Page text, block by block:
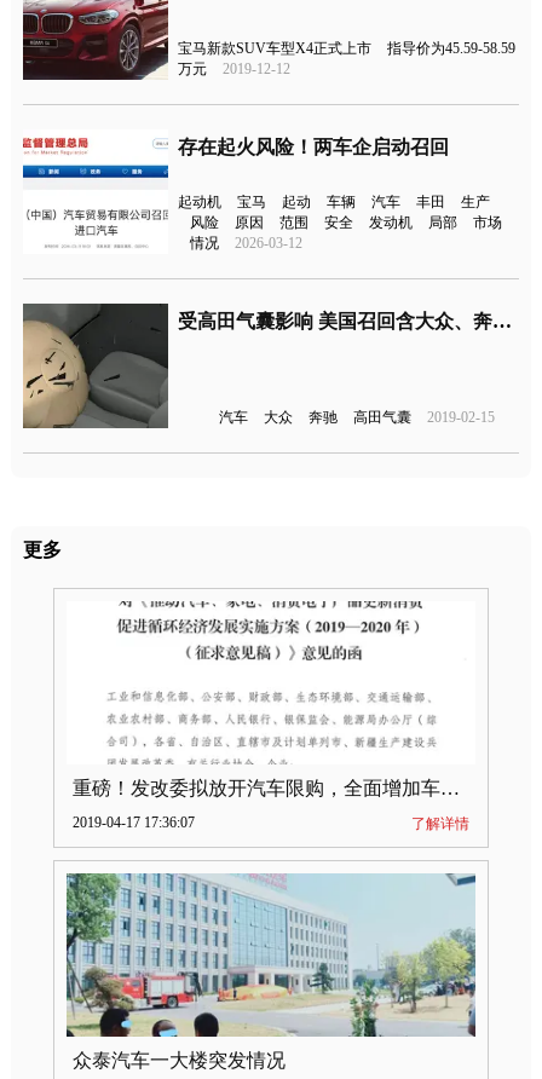
宝马新款SUV车型X4正式上市
指导价为45.59-58.59
万元
2019-12-12
存在起火风险！两车企启动召回
起动机 宝马 起动 车辆 汽车 丰田
生产
风险
原因 范围 安全 发动机 局部
市场
情况
2026-03-12
受高田气囊影响 美国召回含大众、奔驰等品牌影响170万辆汽车
汽车 大众 奔驰 高田气囊 2019-02-15
更多
重磅！发改委拟放开汽车限购，全面增加车牌指标
2019-04-17 17:36:07 了解详情
众泰汽车一大楼突发情况